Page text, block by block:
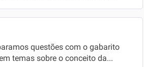
questões com o gabarito
temas sobre o conceito da...